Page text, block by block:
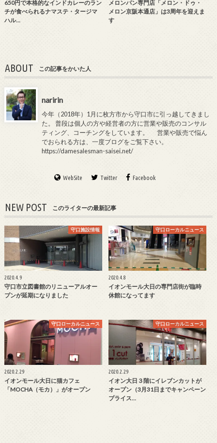
650円で本格的なインドカレーのラン
チが食べられるナマステ・タージマ
ハル…
メロンパン専門店「メロン・ドゥ・
メロン京阪本通店」は3周年を迎えま
す
ABOUT この記事をかいた人
naririn
今年（2018年）1月に枚方市から守口市に引っ越してきまし
た。 普段は個人の方や経営者の方に営業や販売のコンサル
ティング、コーチングをしています。 営業や販売で悩ん
でおられる方は、一度ブログをご覧下さい。
https://damesalesman-saisei.net/
WebSite Twitter Facebook
NEW POST このライターの最新記事
守口施設情報
2020.4.9
守口市立図書館のリニューアルオー
プンが延期になりました
守口ローカルニュース
2020.4.8
イオンモール大日の専門店街が臨時
休館になってます
守口ローカルニュース
2020.2.29
イオンモール大日に猫カフェ
「MOCHA（モカ）」がオープン
守口ローカルニュース
2020.2.29
イオン大日３階にイレブンカットが
オープン（3月31日までキャンペーン
プライス…